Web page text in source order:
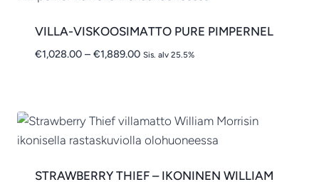
VILLA-VISKOOSIMATTO PURE PIMPERNEL
€1,028.00 – €1,889.00Hintaluokka:
Sis. alv 25.5%
STRAWBERRY THIEF – IKONINEN WILLIAM